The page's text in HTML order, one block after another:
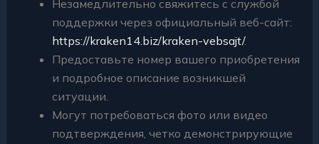
Незамедлительно свяжитесь с службой
поддержки через официальный веб-сайт:
https://kraken14.biz/kraken-vebsajt/.
Предоставьте номер вашего приобретения
и подробное описание возникшей
ситуации.
Могут потребоваться фото или видео
подтверждения, четко демонстрирующие